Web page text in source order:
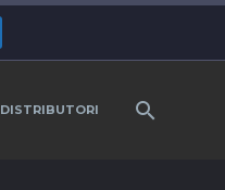
DISTRIBUTORI